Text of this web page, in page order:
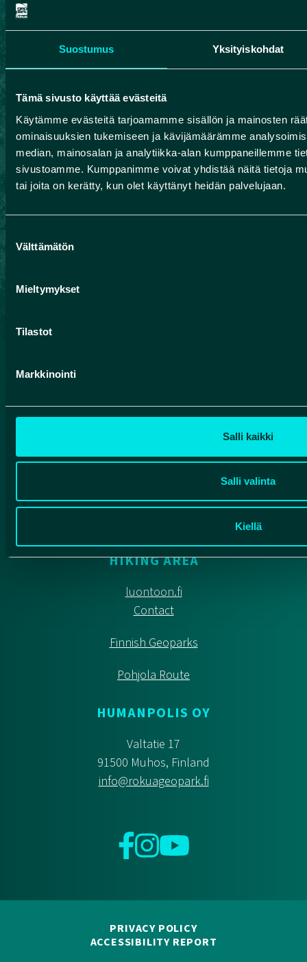
Suostumus Yksityiskohdat
Tämä sivusto käyttää evästeitä
Käytämme evästeitä tarjoamamme sisällön ja mainosten
ominaisuuksien tukemiseen ja kävijämäärämme
median, mainosalan ja analytiikka-alan kumppaneillemme
sivustoamme. Kumppanimme voivat yhdistää näitä tietoja
tai joita on kerätty, kun olet käyttänyt heidän palvelujaan.
Suostumuksen
valinta
Välttämätön
Mieltymykset
Tilastot
Markkinointi
Salli kaikki
Salli valinta
Kiellä
Rokua Geopark nature
attractions
The unique story of the origins of Rokua Geopark
can be explored in the many natural sites in the
area, whose history goes back thousands or
HIKING INFORMATION SERVICE OF
FINNISH FOREST ADMINISTRATION
(METSÄHALLITUS) FOR ROKUA
NATIONAL PARK AND MANAMANSALO
HIKING AREA
luontoon.fi
Contact
Finnish Geoparks
Pohjola Route
HUMANPOLIS OY
Valtatie 17
91500 Muhos, Finland
info@rokuageopark.fi
Facebook
InstagramYouTube
PRIVACY POLICY
ACCESSIBILITY REPORT